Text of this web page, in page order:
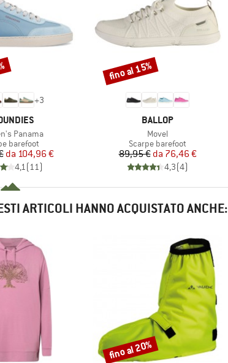
+3
Panama
di prodotti
barefoot
Prezzo
Prezzo ridotto
da 104,96 €
4,1(11)
MARCHIO
BALLOP
Articolo
Movel
Gruppo di prodotti
Scarpe barefoot
Prezzo
89,95 € Prezzo ridotto
da 76,46 €
4,3(4)
Sconto
fino al 15%
ARTICOLI HANNO ACQUISTATO ANCHE:
Sconto
fino al 20%